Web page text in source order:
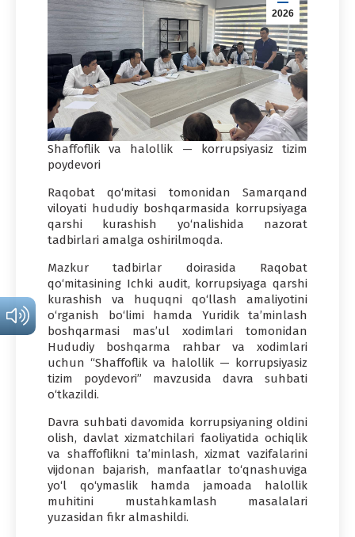
2026
Shaffoflik va halollik — korrupsiyasiz tizim
poydevori
Raqobat qo‘mitasi tomonidan Samarqand
viloyati hududiy boshqarmasida korrupsiyaga
qarshi kurashish yo‘nalishida nazorat
tadbirlari amalga oshirilmoqda.
Mazkur tadbirlar doirasida Raqobat
qo‘mitasining Ichki audit, korrupsiyaga qarshi
kurashish va huquqni qo‘llash amaliyotini
o‘rganish bo‘limi hamda Yuridik ta’minlash
boshqarmasi mas’ul xodimlari tomonidan
Hududiy boshqarma rahbar va xodimlari
uchun “Shaffoflik va halollik — korrupsiyasiz
tizim poydevori” mavzusida davra suhbati
o‘tkazildi.
Davra suhbati davomida korrupsiyaning oldini
olish, davlat xizmatchilari faoliyatida ochiqlik
va shaffoflikni ta’minlash, xizmat vazifalarini
vijdonan bajarish, manfaatlar to‘qnashuviga
yo‘l qo‘ymaslik hamda jamoada halollik
muhitini mustahkamlash masalalari
yuzasidan fikr almashildi.